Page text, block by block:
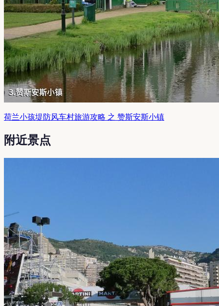
荷兰小孩堤防风车村旅游攻略 之 赞斯安斯小镇
附近景点